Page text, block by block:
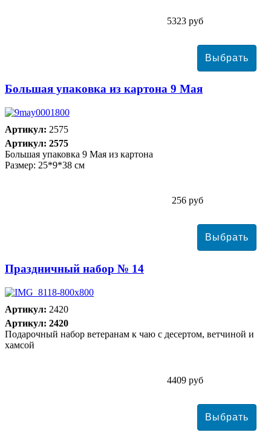
5323 руб
Большая упаковка из картона 9 Мая
Артикул: 2575
Артикул: 2575
Большая упаковка 9 Мая из картона
Размер: 25*9*38 см
256 руб
Праздничный набор № 14
Артикул: 2420
Артикул: 2420
Подарочный набор ветеранам к чаю с десертом, ветчиной и
хамсой
4409 руб